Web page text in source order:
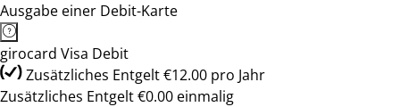
Ausgabe einer Debit-Karte
girocard Visa Debit
Zusätzliches Entgelt €12.00 pro Jahr
Zusätzliches Entgelt €0.00 einmalig